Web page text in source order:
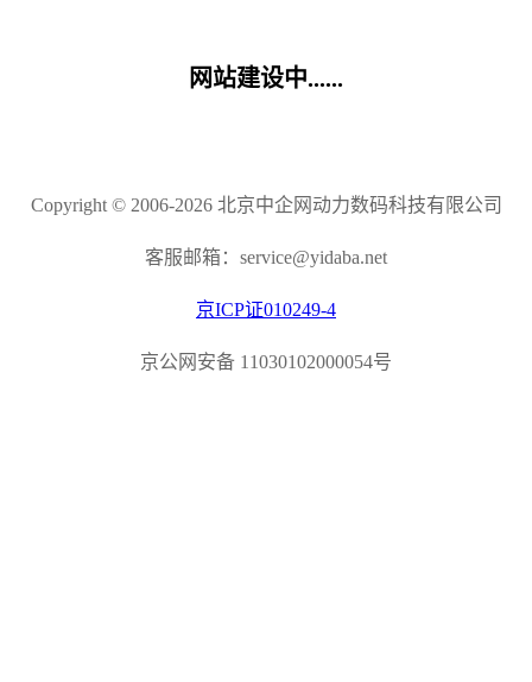
网站建设中......
Copyright © 2006-2026 北京中企网动力数码科技有限公司
客服邮箱：service@yidaba.net
京ICP证010249-4
京公网安备 11030102000054号